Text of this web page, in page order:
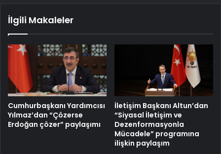
İlgili Makaleler
Cumhurbaşkanı Yardımcısı
Yılmaz’dan “Çözerse
Erdoğan çözer” paylaşımı
İletişim Başkanı Altun’dan
“Siyasal İletişim ve
Dezenformasyonla
Mücadele” programına
ilişkin paylaşım